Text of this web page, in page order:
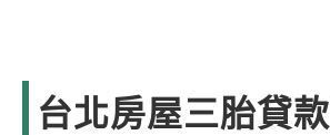
台北房屋三胎貸